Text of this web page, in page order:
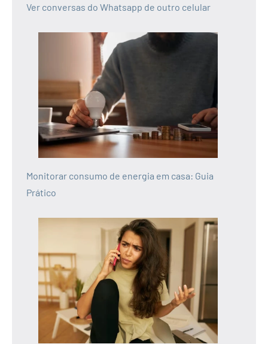
Ver conversas do Whatsapp de outro celular
Monitorar consumo de energia em casa: Guia
Prático